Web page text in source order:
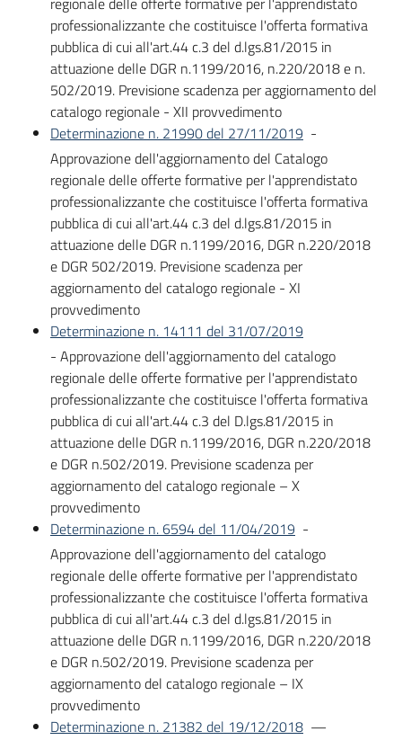
professionalizzante che costituisce l'offerta formativa
pubblica di cui all'art.44 c.3 del d.lgs.81/2015 in
attuazione delle DGR n.1199/2016, n.220/2018 e n.
502/2019. Previsione scadenza per aggiornamento del
catalogo regionale - XII provvedimento
Determinazione n. 21990 del 27/11/2019 -
Approvazione dell'aggiornamento del Catalogo
regionale delle offerte formative per l'apprendistato
professionalizzante che costituisce l'offerta formativa
pubblica di cui all'art.44 c.3 del d.lgs.81/2015 in
attuazione delle DGR n.1199/2016, DGR n.220/2018
e DGR 502/2019. Previsione scadenza per
aggiornamento del catalogo regionale - XI
provvedimento
Determinazione n. 14111 del 31/07/2019
- Approvazione dell'aggiornamento del catalogo
regionale delle offerte formative per l'apprendistato
professionalizzante che costituisce l'offerta formativa
pubblica di cui all'art.44 c.3 del D.lgs.81/2015 in
attuazione delle DGR n.1199/2016, DGR n.220/2018
e DGR n.502/2019. Previsione scadenza per
aggiornamento del catalogo regionale – X
provvedimento
Determinazione n. 6594 del 11/04/2019 -
Approvazione dell'aggiornamento del catalogo
regionale delle offerte formative per l'apprendistato
professionalizzante che costituisce l'offerta formativa
pubblica di cui all'art.44 c.3 del d.lgs.81/2015 in
attuazione delle DGR n.1199/2016, DGR n.220/2018
e DGR n.502/2019. Previsione scadenza per
aggiornamento del catalogo regionale – IX
provvedimento
Determinazione n. 21382 del 19/12/2018 —